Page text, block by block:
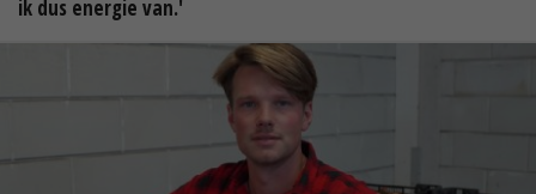
ik dus energie van.'